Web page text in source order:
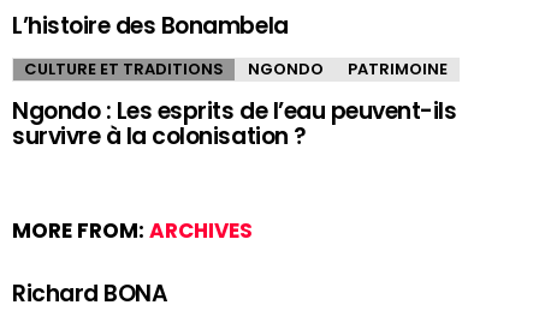
L’histoire des Bonambela
CULTURE ET TRADITIONS NGONDO PATRIMOINE
Ngondo : Les esprits de l’eau peuvent-ils
survivre à la colonisation ?
MORE FROM: ARCHIVES
Richard BONA